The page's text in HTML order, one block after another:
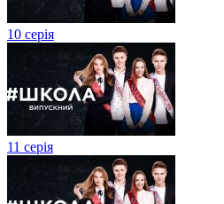
10 серія
11 серія